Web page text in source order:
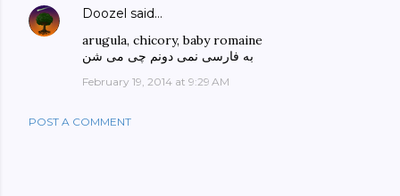
Doozel said…
arugula, chicory, baby romaine
به فارسی نمی دونم چی می شن
February 19, 2014 at 9:29 AM
POST A COMMENT